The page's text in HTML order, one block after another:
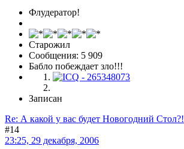
Флудератор!
Старожил
Сообщения: 5 909
Бабло побеждает зло!!!
Записан
Re: А какой у вас будет Новогодний Стол?!
#14
23:25, 29 декабря, 2006